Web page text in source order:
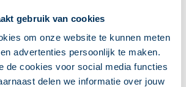
gebruik van cookies
om onze website te kunnen meten
advertenties persoonlijk te maken.
de cookies voor social media functies
delen we informatie over jouw
en betaalbare woning hebben
een fors aantal